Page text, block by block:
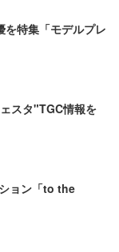
を特集「モデルプレ
スタ"TGC情報を
ョン「to the